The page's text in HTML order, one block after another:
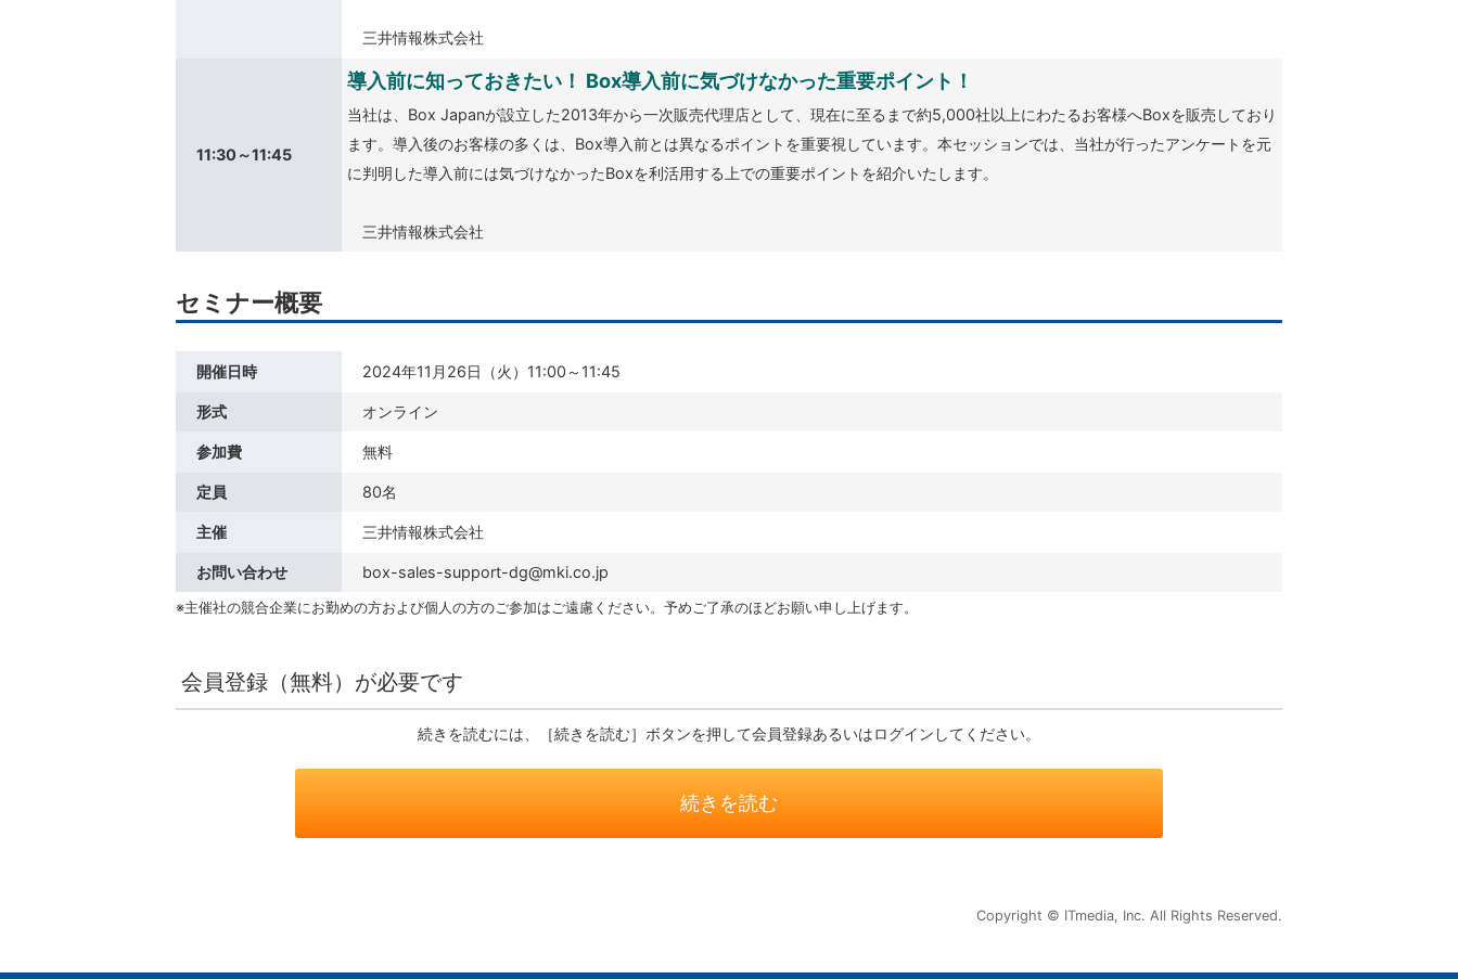
三井情報株式会社
11:30～11:45
導入前に知っておきたい！ Box導入前に気づけなかった重要ポイント！
当社は、Box Japanが設立した2013年から一次販売代理店として、現在に至るまで約5,000社以上にわたるお客様へBoxを販売しており
ます。導入後のお客様の多くは、Box導入前とは異なるポイントを重要視しています。本セッションでは、当社が行ったアンケートを元
に判明した導入前には気づけなかったBoxを利活用する上での重要ポイントを紹介いたします。
三井情報株式会社
セミナー概要
開催日時 2024年11月26日（火）11:00～11:45
形式 オンライン
参加費 無料
定員 80名
主催 三井情報株式会社
お問い合わせ box-sales-support-dg@mki.co.jp
※主催社の競合企業にお勤めの方および個人の方のご参加はご遠慮ください。予めご了承のほどお願い申し上げます。
会員登録（無料）が必要です
続きを読むには、［続きを読む］ボタンを押して会員登録あるいはログインしてください。
続きを読む
Copyright © ITmedia, Inc. All Rights Reserved.